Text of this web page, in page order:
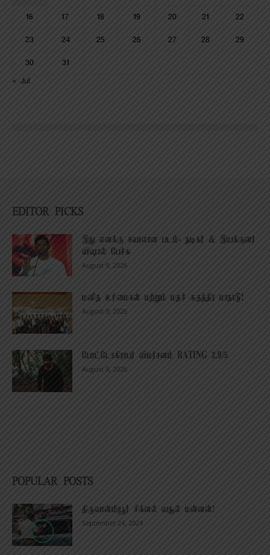
16 17 18 19 20 21 22
23 24 25 26 27 28 29
30
31
« Jul
EDITOR PICKS
இது எனக்கு சவாலான படம்- நடிகர் & இயக்குனர்
விஷால் பேச்சு
August 9, 2026
மனித உரிமைகள் மற்றும் மதச் சுதந்திர மாநாடு!
August 9, 2026
போட்டோகிராபர் விமர்சனம் RATING 2.9/5
August 9, 2026
POPULAR POSTS
திருவான்மியூர் சிக்னல் வசூல் மன்னன்!
September 24, 2024